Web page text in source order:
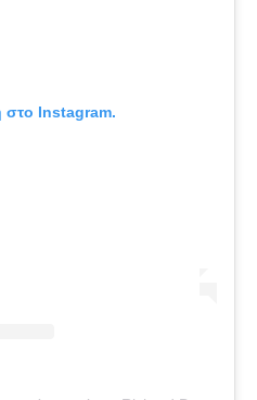
στο Instagram.